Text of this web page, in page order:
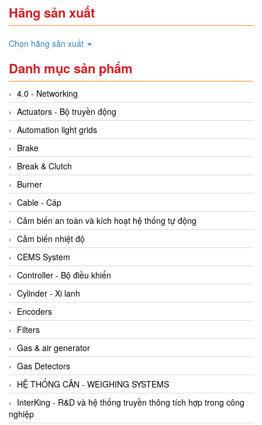
Hãng sản xuất
Chọn hãng sản xuất
Danh mục sản phẩm
4.0 - Networking
Actuators - Bộ truyền động
Automation light grids
Brake
Break & Clutch
Burner
Cable - Cáp
Cảm biến an toàn và kích hoạt hệ thống tự động
Cảm biến nhiệt độ
CEMS System
Controller - Bộ điều khiển
Cylinder - Xi lanh
Encoders
Filters
Gas & air generator
Gas Detectors
HỆ THỐNG CÂN - WEIGHING SYSTEMS
InterKing - R&D và hệ thống truyền thông tích hợp trong công
nghiệp